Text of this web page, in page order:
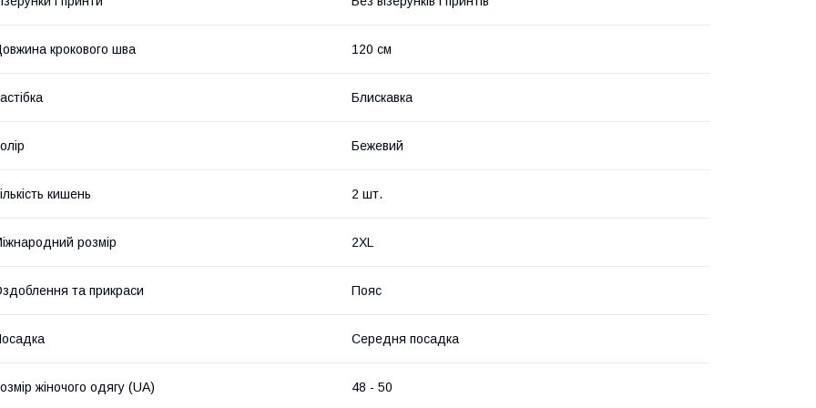
крокового шва 120 см
Блискавка
Бежевий
кишень 2 шт.
розмір 2XL
та прикраси Пояс
Середня посадка
жіночого одягу (UA) 48 - 50